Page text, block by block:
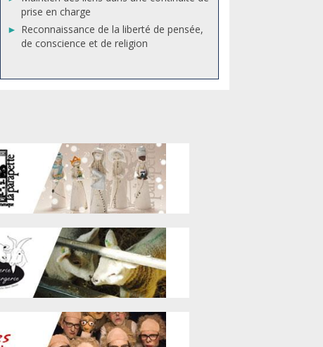
prise en charge
Reconnaissance de la liberté de pensée,
de conscience et de religion